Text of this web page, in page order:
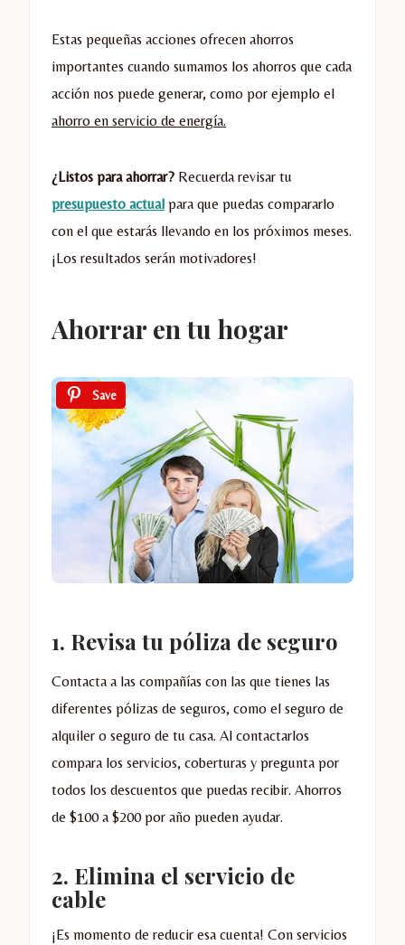
Estas pequeñas acciones ofrecen ahorros
importantes cuando sumamos los ahorros que cada
acción nos puede generar, como por ejemplo el
ahorro en servicio de energía.
¿Listos para ahorrar? Recuerda revisar tu
presupuesto actual para que puedas compararlo
con el que estarás llevando en los próximos meses.
¡Los resultados serán motivadores!
Ahorrar en tu hogar
Save
1. Revisa tu póliza de seguro
Contacta a las compañías con las que tienes las
diferentes pólizas de seguros, como el seguro de
alquiler o seguro de tu casa. Al contactarlos
compara los servicios, coberturas y pregunta por
todos los descuentos que puedas recibir. Ahorros
de $100 a $200 por año pueden ayudar.
2. Elimina el servicio de
cable
¡Es momento de reducir esa cuenta! Con servicios